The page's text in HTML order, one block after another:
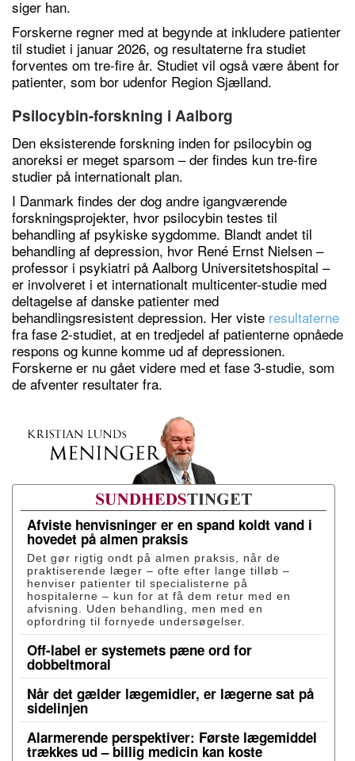
siger han.
Forskerne regner med at begynde at inkludere patienter
til studiet i januar 2026, og resultaterne fra studiet
forventes om tre-fire år. Studiet vil også være åbent for
patienter, som bor udenfor Region Sjælland.
Psilocybin-forskning i Aalborg
Den eksisterende forskning inden for psilocybin og
anoreksi er meget sparsom – der findes kun tre-fire
studier på internationalt plan.
I Danmark findes der dog andre igangværende
forskningsprojekter, hvor psilocybin testes til
behandling af psykiske sygdomme. Blandt andet til
behandling af depression, hvor René Ernst Nielsen –
professor i psykiatri på Aalborg Universitetshospital –
er involveret i et internationalt multicenter-studie med
deltagelse af danske patienter med
behandlingsresistent depression. Her viste resultaterne
fra fase 2-studiet, at en tredjedel af patienterne opnåede
respons og kunne komme ud af depressionen.
Forskerne er nu gået videre med et fase 3-studie, som
de afventer resultater fra.
Afviste henvisninger er en spand koldt vand i
hovedet på almen praksis
Det gør rigtig ondt på almen praksis, når de
praktiserende læger – ofte efter lange tilløb –
henviser patienter til specialisterne på
hospitalerne – kun for at få dem retur med en
afvisning. Uden behandling, men med en
opfordring til fornyede undersøgelser.
Off-label er systemets pæne ord for
dobbeltmoral
Når det gælder lægemidler, er lægerne sat på
sidelinjen
Alarmerende perspektiver: Første lægemiddel
trækkes ud – billig medicin kan koste